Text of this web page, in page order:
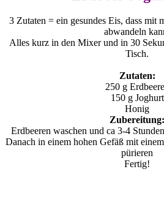
3 Zutaten = ein gesundes Eis, dass mit
abwandeln
Alles kurz in den Mixer und in 30
Tisch.
Zutaten:
250 g
150 g Joghurt
Honig
Zubereitung:
Erdbeeren waschen und ca 3-4
Danach in einem hohen Gefäß mit
pürieren
Fertig!